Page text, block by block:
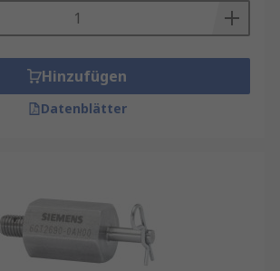
Hinzufügen
Datenblätter